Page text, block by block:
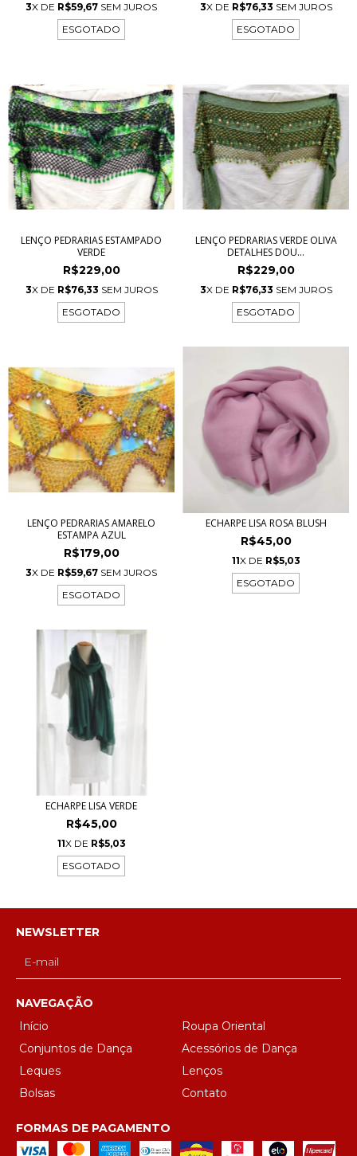
3X DE R$59,67 SEM JUROS
ESGOTADO
3X DE R$76,33 SEM JUROS
ESGOTADO
LENÇO PEDRARIAS ESTAMPADO
VERDE
R$229,00
3X DE R$76,33 SEM JUROS
ESGOTADO
LENÇO PEDRARIAS VERDE OLIVA
DETALHES DOU...
R$229,00
3X DE R$76,33 SEM JUROS
ESGOTADO
LENÇO PEDRARIAS AMARELO
ESTAMPA AZUL
R$179,00
3X DE R$59,67 SEM JUROS
ESGOTADO
ECHARPE LISA ROSA BLUSH
R$45,00
11X DE R$5,03
ESGOTADO
ECHARPE LISA VERDE
R$45,00
11X DE R$5,03
ESGOTADO
NEWSLETTER
NAVEGAÇÃO
Início
Roupa Oriental
Conjuntos de Dança
Acessórios de Dança
Leques
Lenços
Bolsas
Contato
FORMAS DE PAGAMENTO